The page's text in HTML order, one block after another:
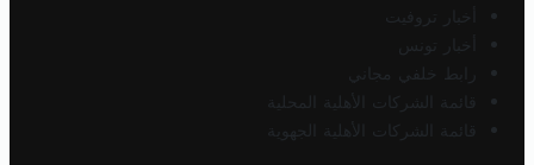
أخبار تروفيت
أخبار تونس
رابط خلفي مجاني
قائمة الشركات الأهلية المحلية
قائمة الشركات الأهلية الجهوية